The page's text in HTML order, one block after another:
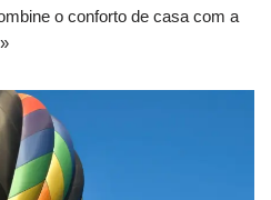
o conforto de casa com a